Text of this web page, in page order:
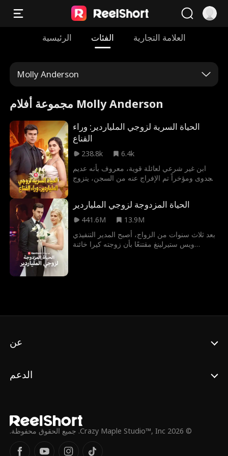
الرئيسية الفئات العلامة التجارية
Molly Anderson
مجموعة أفلام Molly Anderson
الحياة السرية لزوجي الملياردير: وراء
القناع
238.8k
6.4k
ابن غير شرعي لعائلة قوية، معروف بأنه عديم
الجدوى ومؤخراً تم الإفراج عنه من السجن، يتزوج
هويته منذ البداية، وماذا سيحدث عندما تُكشف
الحقيقة أخيراً؟
الحياة المزدوجة لزوجي الملياردير
441.6M
13.9M
بعد ثلاث سنوات من الزواج، أصبح المدير التنفيذي
ويس ستيرلينغ مقتنعًا بأن زوجته كيرا خائنة
عن
الدعم
© 2026 Crazy Maple Studio™, Inc. جميع الحقوق محفوظة.